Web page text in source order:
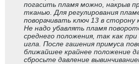
погасить пламя можно, накрыв
тканью. Для регулирования
поворачивать ключ 13 в сторону
Не надо убавлять пламя
среднего положения, так как
игла. После гашения примуса
ближайшее крайнее положение
сбросьте давление